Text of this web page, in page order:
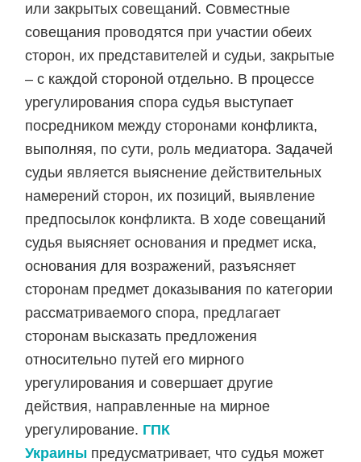
или закрытых совещаний. Совместные
совещания проводятся при участии обеих
сторон, их представителей и судьи, закрытые
– с каждой стороной отдельно. В процессе
урегулирования спора судья выступает
посредником между сторонами конфликта,
выполняя, по сути, роль медиатора. Задачей
судьи является выяснение действительных
намерений сторон, их позиций, выявление
предпосылок конфликта. В ходе совещаний
судья выясняет основания и предмет иска,
основания для возражений, разъясняет
сторонам предмет доказывания по категории
рассматриваемого спора, предлагает
сторонам высказать предложения
относительно путей его мирного
урегулирования и совершает другие
действия, направленные на мирное
урегулирование. ГПК
Украины предусматривает, что судья может